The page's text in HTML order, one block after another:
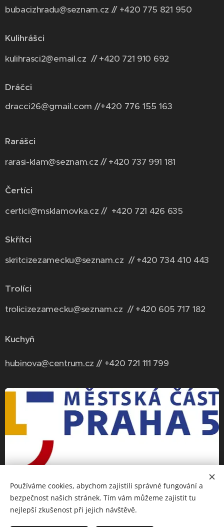
bubacizhradu@seznam.cz // +420 775 821 950
Kulihrášci
kulihrasci2@email.cz // +420 721 910 692
Dráčci
dracci26@gmail.com //+420 776 155 163
Rarášci
rarasi-klam@seznam.cz // +420 737 991 181
Čertíci
certici@msklamovka.cz // +420 721 426 635
Skřítci
skritcizezamecku@seznam.cz // +420 734 410 443
Trolíci
trolicizezamecku@seznam.cz // +420 605 717 182
Kuchyň
hubinova@centrum.cz // +420 721 111 799
Používáme cookies, abychom zajistili správné fungování a
bezpečnost našich stránek. Tím vám můžeme zajistit tu
nejlepší zkušenost při jejich návštěvě.